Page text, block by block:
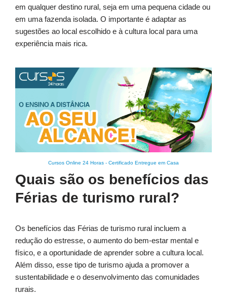
em qualquer destino rural, seja em uma pequena cidade ou
em uma fazenda isolada. O importante é adaptar as
sugestões ao local escolhido e à cultura local para uma
experiência mais rica.
Cursos Online 24 Horas - Certificado Entregue em Casa
Quais são os benefícios das
Férias de turismo rural?
Os benefícios das Férias de turismo rural incluem a
redução do estresse, o aumento do bem-estar mental e
físico, e a oportunidade de aprender sobre a cultura local.
Além disso, esse tipo de turismo ajuda a promover a
sustentabilidade e o desenvolvimento das comunidades
rurais.